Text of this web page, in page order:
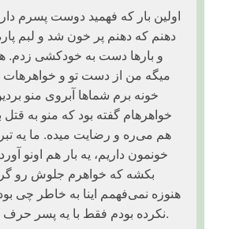
اولین بار که فهمید دوست پسرم
دهنم که دهنم پر خون شد و لبم
و بارها دست به خودکشی زدم.
میگه من از دست تو و خواهرهات
خونه برم شماها آبروی منو
خواهرهام گفته بود که منو به
هم می‌ره و رضایت میده. ما یه
خونمون داریم، یه بار هم اونو
بکشه که خواهرم جلوش رو
هنوزه نمی‌فهمم اینا به خاطر چی
نکرده بودم فقط با یه پسر حرف زده بودم همین.